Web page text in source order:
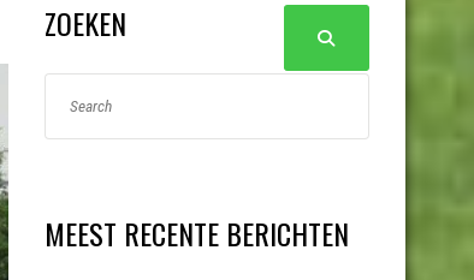
ZOEKEN
MEEST RECENTE BERICHTEN